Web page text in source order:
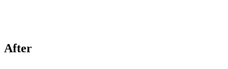
After